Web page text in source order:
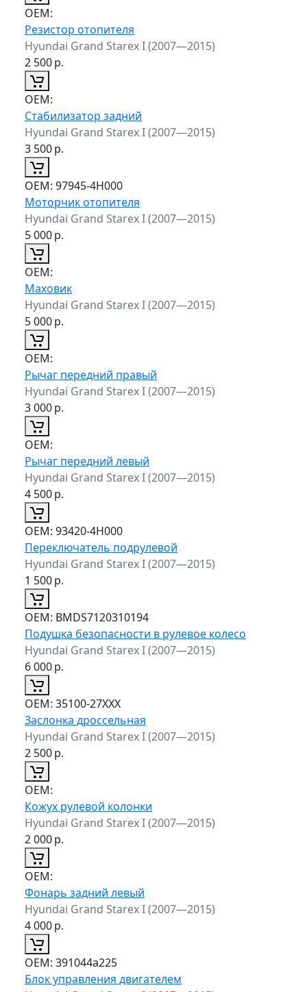
ОЕМ:
Резистор отопителя
Hyundai Grand Starex I (2007—2015)
2 500р.
ОЕМ:
Стабилизатор задний
Hyundai Grand Starex I (2007—2015)
3 500р.
ОЕМ: 97945-4H000
Моторчик отопителя
Hyundai Grand Starex I (2007—2015)
5 000р.
ОЕМ:
Маховик
Hyundai Grand Starex I (2007—2015)
5 000р.
ОЕМ:
Рычаг передний правый
Hyundai Grand Starex I (2007—2015)
3 000р.
ОЕМ:
Рычаг передний левый
Hyundai Grand Starex I (2007—2015)
4 500р.
ОЕМ: 93420-4H000
Переключатель подрулевой
Hyundai Grand Starex I (2007—2015)
1 500р.
ОЕМ: BMDS7120310194
Подушка безопасности в рулевое колесо
Hyundai Grand Starex I (2007—2015)
6 000р.
ОЕМ: 35100-27ХХХ
Заслонка дроссельная
Hyundai Grand Starex I (2007—2015)
2 500р.
ОЕМ:
Кожух рулевой колонки
Hyundai Grand Starex I (2007—2015)
2 000р.
ОЕМ:
Фонарь задний левый
Hyundai Grand Starex I (2007—2015)
4 000р.
ОЕМ: 391044a225
Блок управления двигателем